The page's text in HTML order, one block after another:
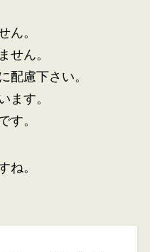
ん。
せん。
配慮下さい。
ます。
す。
ね。